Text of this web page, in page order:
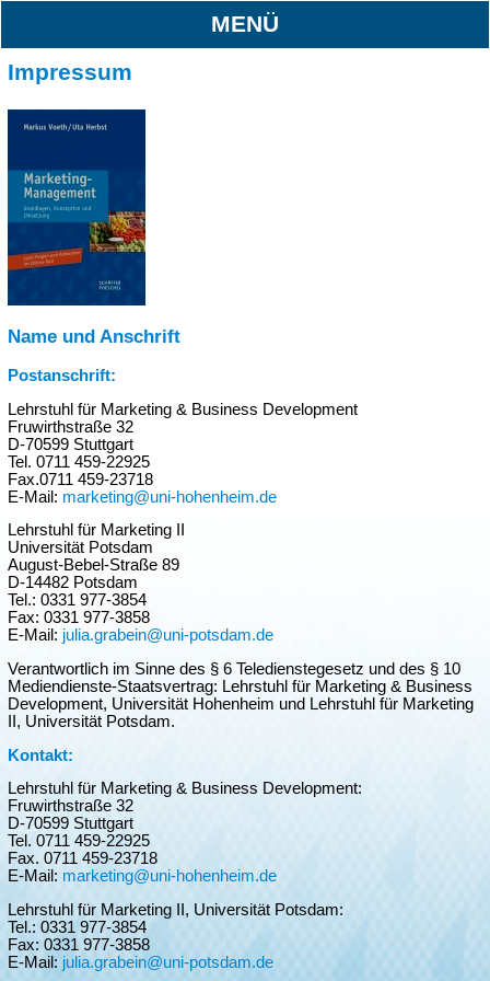
MENÜ
Impressum
Name und Anschrift
Postanschrift:
Lehrstuhl für Marketing & Business Development
Fruwirthstraße 32
D-70599 Stuttgart
Tel. 0711 459-22925
Fax.0711 459-23718
E-Mail: marketing@uni-hohenheim.de
Lehrstuhl für Marketing II
Universität Potsdam
August-Bebel-Straße 89
D-14482 Potsdam
Tel.: 0331 977-3854
Fax: 0331 977-3858
E-Mail: julia.grabein@uni-potsdam.de
Verantwortlich im Sinne des § 6 Teledienstegesetz und des § 10
Mediendienste-Staatsvertrag: Lehrstuhl für Marketing & Business
Development, Universität Hohenheim und Lehrstuhl für Marketing
II, Universität Potsdam.
Kontakt:
Lehrstuhl für Marketing & Business Development:
Fruwirthstraße 32
D-70599 Stuttgart
Tel. 0711 459-22925
Fax. 0711 459-23718
E-Mail: marketing@uni-hohenheim.de
Lehrstuhl für Marketing II, Universität Potsdam:
Tel.: 0331 977-3854
Fax: 0331 977-3858
E-Mail: julia.grabein@uni-potsdam.de